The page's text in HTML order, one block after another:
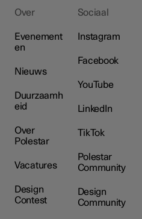
Over
Evenement
en
Nieuws
Duurzaamh
eid
Over
Polestar
Vacatures
Design
Contest
Sociaal
Instagram
Facebook
YouTube
LinkedIn
TikTok
Polestar
Community
Design
Community